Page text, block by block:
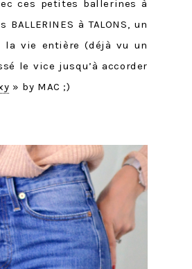
ces petites ballerines à
à TALONS, un
la vie entière (déjà vu un
le vice jusqu’à accorder
» by MAC ;)